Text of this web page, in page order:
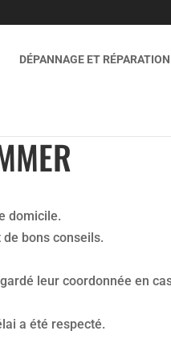
DÉPANNAGE ET RÉPARATION
domicile.
bons conseils.
leur coordonnée en
a été respecté.